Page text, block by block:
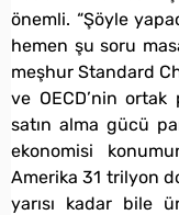
önemli. “Şöyle
hemen şu soru
meşhur Standard
ve OECD’nin ortak
satın alma gücü
ekonomisi
Amerika 31 trilyon
yarısı kadar bile